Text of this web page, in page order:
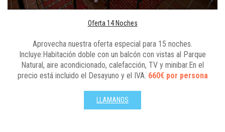
Oferta 14 Noches
Aprovecha nuestra oferta especial para 15 noches.
Incluye:Habitación doble con un balcón con vistas al Parque
Natural, aire acondicionado, calefacción, TV y minibar.En el
precio está incluido el Desayuno y el IVA. 660€ por persona
LLAMANOS